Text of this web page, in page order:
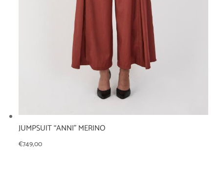
JUMPSUIT “ANNI” MERINO
€749,00